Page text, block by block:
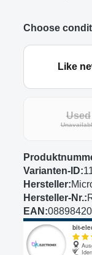
Choose
Like
Used
Varianten-ID:
Hersteller:
Hersteller-Nr.:
EAN: